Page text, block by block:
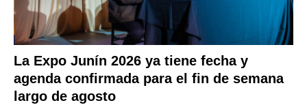
La Expo Junín 2026 ya tiene fecha y
agenda confirmada para el fin de semana
largo de agosto